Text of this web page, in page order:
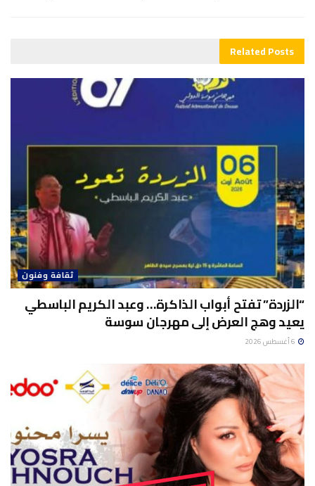
RelatedPosts
ثقافة وفنون
“الزردة” تفتح أبواب الذاكرة… وعبد الكريم الباسطي
يعيد وهج العرض إلى مهرجان سوسة